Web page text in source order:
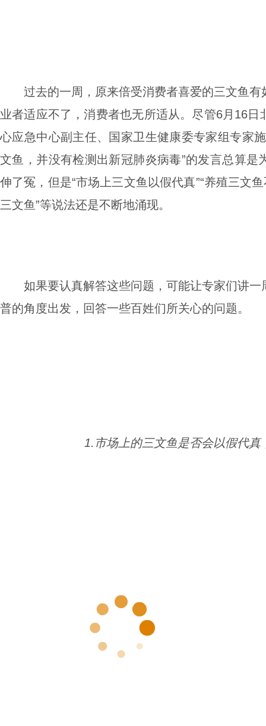
过去的一周，原来倍受消费者喜爱的三文鱼
业者适应不了，消费者也无所适从。尽管6月16
心应急中心副主任、国家卫生健康委专家组专家
文鱼，并没有检测出新冠肺炎病毒”的发言总算是
伸了冤，但是“市场上三文鱼以假代真”“养殖三文
三文鱼”等说法还是不断地涌现。
如果要认真解答这些问题，可能让专家们讲
普的角度出发，回答一些百姓们所关心的问题。
1.市场上的三文鱼是否会以假代真